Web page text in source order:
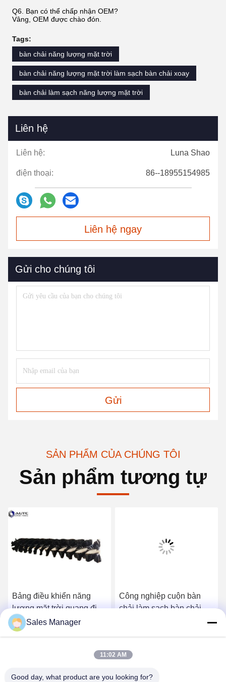
Q6. Bạn có thể chấp nhận OEM?
Vâng, OEM được chào đón.
Tags:
bàn chải năng lượng mặt trời
bàn chải năng lượng mặt trời làm sạch bàn chải xoay
bàn chải làm sạch năng lượng mặt trời
Liên hệ
Liên hệ: Luna Shao
điện thoại: 86--18955154985
Liên hệ ngay
Gửi cho chúng tôi
Gửi
SẢN PHẨM CỦA CHÚNG TÔI
Sản phẩm tương tự
Bảng điều khiển năng
lượng mặt trời quang điện
Làm sạch Con lăn xoắn
ốc Cylinder Nylon Bảng
mặt trời làm sạch Chổi lăn
Công nghiệp cuộn bàn
chải làm sạch bàn chải cơ
Sales Manager
11:02 AM
Good day, what product are you looking for?